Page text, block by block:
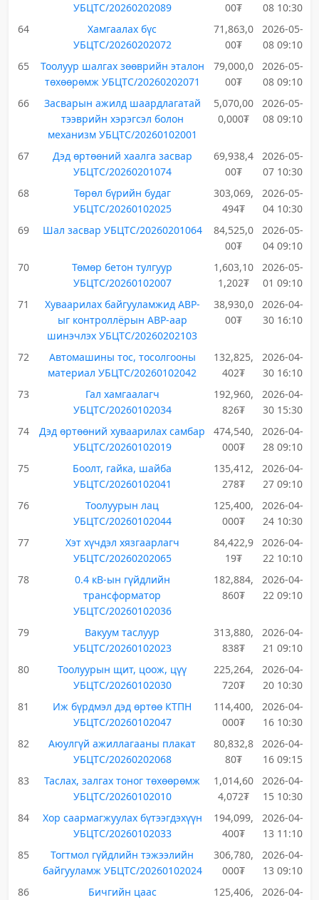
УБЦТС/20260202089
00₮
08 10:30
64
Хамгаалах бүс
УБЦТС/20260202072
71,863,0
00₮
2026-05-
08 09:10
65
Тоолуур шалгах зөөврийн эталон
төхөөрөмж УБЦТС/20260202071
79,000,0
00₮
2026-05-
08 09:10
66
Засварын ажилд шаардлагатай
тээврийн хэрэгсэл болон
механизм УБЦТС/20260102001
5,070,00
0,000₮
2026-05-
08 09:10
67
Дэд өртөөний хаалга засвар
УБЦТС/20260201074
69,938,4
00₮
2026-05-
07 10:30
68
Төрөл бүрийн будаг
УБЦТС/20260102025
303,069,
494₮
2026-05-
04 10:30
69
Шал засвар УБЦТС/20260201064
84,525,0
00₮
2026-05-
04 09:10
70
Төмөр бетон тулгуур
УБЦТС/20260102007
1,603,10
1,202₮
2026-05-
01 09:10
71
Хуваарилах байгууламжид АВР-
ыг контроллёрын АВР-аар
шинэчлэх УБЦТС/20260202103
38,930,0
00₮
2026-04-
30 16:10
72
Автомашины тос, тосолгооны
материал УБЦТС/20260102042
132,825,
402₮
2026-04-
30 16:10
73
Гал хамгаалагч
УБЦТС/20260102034
192,960,
826₮
2026-04-
30 15:30
74
Дэд өртөөний хуваарилах самбар
УБЦТС/20260102019
474,540,
000₮
2026-04-
28 09:10
75
Боолт, гайка, шайба
УБЦТС/20260102041
135,412,
278₮
2026-04-
27 09:10
76
Тоолуурын лац
УБЦТС/20260102044
125,400,
000₮
2026-04-
24 10:30
77
Хэт хүчдэл хязгаарлагч
УБЦТС/20260202065
84,422,9
19₮
2026-04-
22 10:10
78
0.4 кВ-ын гүйдлийн
трансформатор
УБЦТС/20260102036
182,884,
860₮
2026-04-
22 09:10
79
Вакуум таслуур
УБЦТС/20260102023
313,880,
838₮
2026-04-
21 09:10
80
Тоолуурын щит, цоож, цүү
УБЦТС/20260102030
225,264,
720₮
2026-04-
20 10:30
81
Иж бүрдмэл дэд өртөө КТПН
УБЦТС/20260102047
114,400,
000₮
2026-04-
16 10:30
82
Аюулгүй ажиллагааны плакат
УБЦТС/20260202068
80,832,8
80₮
2026-04-
16 09:15
83
Таслах, залгах тоног төхөөрөмж
УБЦТС/20260102010
1,014,60
4,072₮
2026-04-
15 10:30
84
Хор саармагжуулах бүтээгдэхүүн
УБЦТС/20260102033
194,099,
400₮
2026-04-
13 11:10
85
Тогтмол гүйдлийн тэжээлийн
байгууламж УБЦТС/20260102024
306,780,
000₮
2026-04-
13 09:10
86
Бичгийн цаас
125,406,
2026-04-